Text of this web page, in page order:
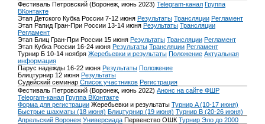
Фестиваль Петровский (Воронеж, июнь 2023) Telegram-канал Группа
ВКонтакте
Этап Детского Кубка России 7-12 июня Результаты Трансляции Регламент
Этап Рапид Гран-При России 13-14 июня Результаты Трансляции
Регламент
Этап Блиц Гран-При России 15 июня Результаты Трансляции Регламент
Этап Кубка России 16-24 июня Результаты Трансляции Регламент
Турнир Б 10-14 ноября Жеребьевки и результаты Положение Актуальная
информация
Парус надежды 16-22 июня Результаты Положение
Блицтурнир 12 июня Результаты
Судейский семинар Список участников Регистрация
Фестиваль Петровский (Воронеж, июнь 2022) Анонс на сайте ФШР
Telegram-канал Группа ВКонтакте
Форма для регистрации Жеребьевки и результаты Турнир A (10-17 июня)
Быстрые шахматы (18 июня) Блицтурнир (19 июня) Турнир B (20-26 июня)
Апрельский Воронеж Универсиада Первенство ОШК Турнир Эло до 2000